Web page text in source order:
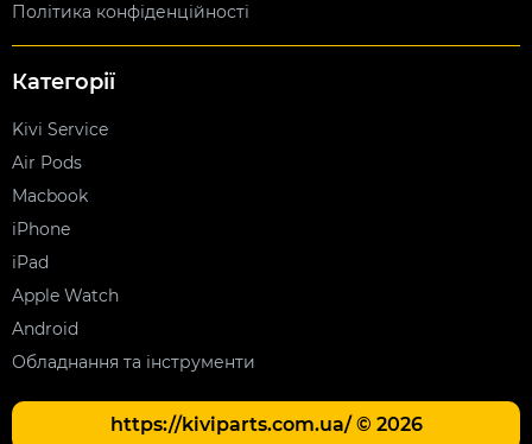
Політика конфіденційності
Категорії
Kivi Service
Air Pods
Macbook
iPhone
iPad
Apple Watch
Android
Обладнання та інструменти
https://kiviparts.com.ua/ © 2026